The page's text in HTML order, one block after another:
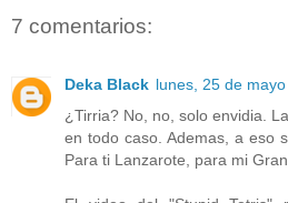
7 comentarios:
Deka Black lunes, 25 de
¿Tirria? No, no, solo envidia.
en todo caso. Ademas, a eso
Para ti Lanzarote, para mi